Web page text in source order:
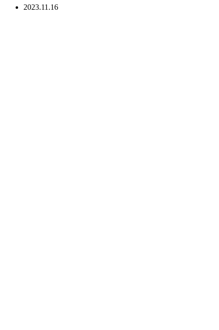
2023.11.16